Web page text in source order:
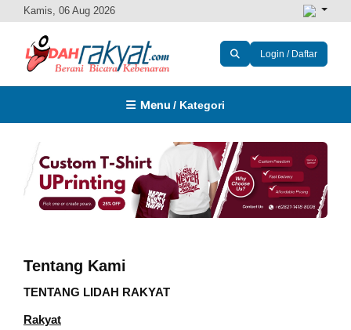
Kamis, 06 Aug 2026
Login / Daftar
Menu / Kategori
Tentang Kami
TENTANG LIDAH RAKYAT
Rakyat